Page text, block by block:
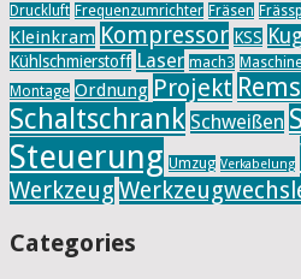
Druckluft Frequenzumrichter Fräsen
Kleinkram Kompressor KSS
Kühlschmierstoff Laser mach3
Montage Ordnung Projekt
Schaltschrank Schweißen
Steuerung Umzug Verkabelung
Werkzeug
Categories